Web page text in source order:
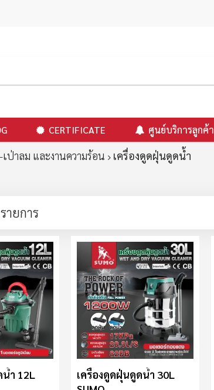
CERTIFICATE ศูนย์บริการลูกค้า
เป่าลม และงานความร้อน เครื่องดูดฝุ่นดูดน้ำ
รายการ
ำ 12L
เครื่องดูดฝุ่นดูดน้ำ 30L